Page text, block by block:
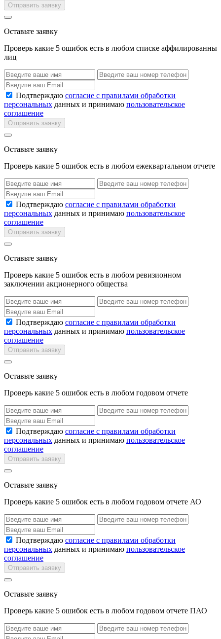
Отправить заявку
Оставьте заявку
Проверь какие 5 ошибок есть в любом списке аффилированны
лиц
Подтверждаю согласие с правилами обработки
персональных данных и принимаю пользовательское
соглашение
Отправить заявку
Оставьте заявку
Проверь какие 5 ошибок есть в любом ежеквартальном отчете
Подтверждаю согласие с правилами обработки
персональных данных и принимаю пользовательское
соглашение
Отправить заявку
Оставьте заявку
Проверь какие 5 ошибок есть в любом ревизионном
заключении акционерного общества
Подтверждаю согласие с правилами обработки
персональных данных и принимаю пользовательское
соглашение
Отправить заявку
Оставьте заявку
Проверь какие 5 ошибок есть в любом годовом отчете
Подтверждаю согласие с правилами обработки
персональных данных и принимаю пользовательское
соглашение
Отправить заявку
Оставьте заявку
Проверь какие 5 ошибок есть в любом годовом отчете АО
Подтверждаю согласие с правилами обработки
персональных данных и принимаю пользовательское
соглашение
Отправить заявку
Оставьте заявку
Проверь какие 5 ошибок есть в любом годовом отчете ПАО